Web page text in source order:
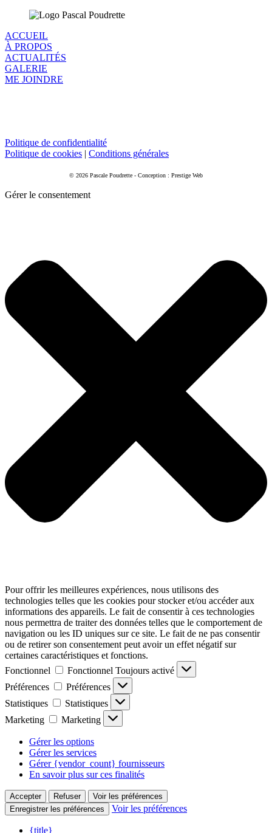
ACCUEIL
À PROPOS
ACTUALITÉS
GALERIE
ME JOINDRE
Politique de confidentialité
Politique de cookies | Conditions générales
© 2026 Pascale Poudrette - Conception : Prestige Web
Gérer le consentement
Pour offrir les meilleures expériences, nous utilisons des
technologies telles que les cookies pour stocker et/ou accéder aux
informations des appareils. Le fait de consentir à ces technologies
nous permettra de traiter des données telles que le comportement de
navigation ou les ID uniques sur ce site. Le fait de ne pas consentir
ou de retirer son consentement peut avoir un effet négatif sur
certaines caractéristiques et fonctions.
Fonctionnel
Fonctionnel Toujours activé
Préférences
Préférences
Statistiques
Statistiques
Marketing
Marketing
Gérer les options
Gérer les services
Gérer {vendor_count} fournisseurs
En savoir plus sur ces finalités
Accepter Refuser
Voir les préférences
Enregistrer les préférences
Voir les préférences
{title}